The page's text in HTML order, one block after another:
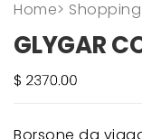
Home> Shopping
GLYGAR
Borsone da